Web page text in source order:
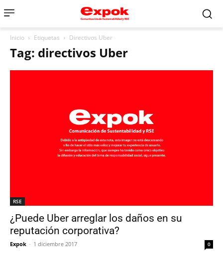
Inicio Etiquetas Directivos Uber
Tag: directivos Uber
RSE
¿Puede Uber arreglar los daños en su
reputación corporativa?
Expok - 1 diciembre 2017 0